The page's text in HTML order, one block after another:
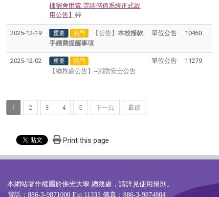
棟宿舍用電-雲端儲值系統正式啟
用公告】🚧
2025-12-19 重要 熱門 【公告】本校撥款
手續費提醒事項
單位公告 10460
2025-12-02 重要 熱門
【總務處公告】--消防安全公告
單位公告 11279
1 2 3 4 5 下一頁 最後
Print this page
本網站著作權屬於佛光大學 總務處，請詳見 使用規則 。
電話：886-3-9871000 Ext.11333 傳真：886-3-9874804